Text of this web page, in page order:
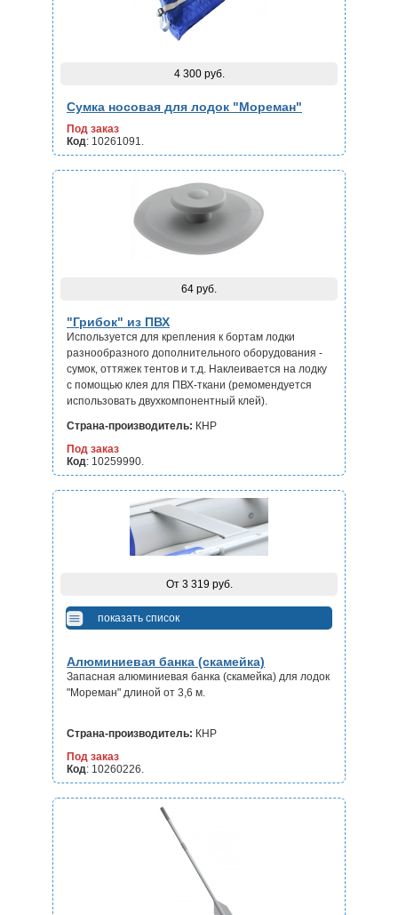
Сумка носовая для лодок "Мореман"
Под заказ
Код: 10261091.
4 300 руб.
"Грибок" из ПВХ
Используется для крепления к бортам лодки
разнообразного дополнительного оборудования -
сумок, оттяжек тентов и т.д. Наклеивается на лодку
с помощью клея для ПВХ-ткани (ремомендуется
использовать двухкомпонентный клей).
Страна-производитель: КНР
Под заказ
Код: 10259990.
64 руб.
Алюминиевая банка (скамейка)
Запасная алюминиевая банка (скамейка) для лодок
"Мореман" длиной от 3,6 м.
Страна-производитель: КНР
Под заказ
Код: 10260226.
От 3 319 руб.
показать список